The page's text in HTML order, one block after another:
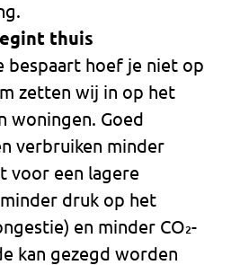
thuis
bespaart hoef je niet op
zetten wij in op het
woningen. Goed
verbruiken minder
voor een lagere
druk op het
en minder CO₂-
kan gezegd worden